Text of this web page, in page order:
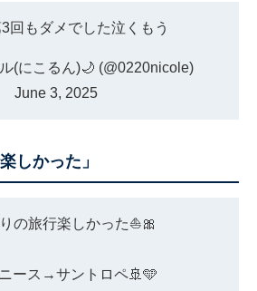
回もダメでした泣くもう
(にこるん)🌙 (@0220nicole)
June 3, 2025
しかった」
の旅行楽しかった⛵️🎀
ース→サントロペ🚢🩵